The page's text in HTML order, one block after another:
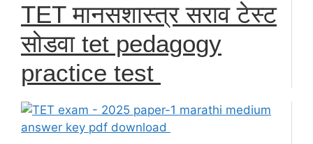
TET मानसशास्त्र सराव टेस्ट
सोडवा tet pedagogy
practice test